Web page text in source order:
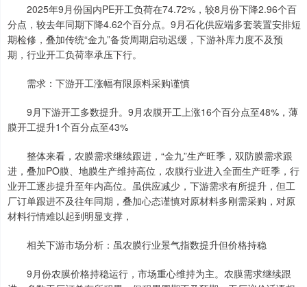
2025年9月份国内PE开工负荷在74.72%，较8月份下降2.96个百
分点，较去年同期下降4.62个百分点。9月石化供应端多套装置安排短
期检修，叠加传统“金九”备货周期启动迟缓，下游补库力度不及预
期，行业开工负荷率承压下行。
需求：下游开工涨幅有限原料采购谨慎
9月下游开工多数提升。9月农膜开工上涨16个百分点至48%，薄
膜开工提升1个百分点至43%
整体来看，农膜需求继续跟进，“金九”生产旺季，双防膜需求跟
进，叠加PO膜、地膜生产维持高位，农膜行业进入全面生产旺季，行
业开工逐步提升至年内高位。虽供应减少，下游需求有所提升，但工
厂订单跟进不及往年同期，叠加心态谨慎对原材料多刚需采购，对原
材料行情难以起到明显支撑，
相关下游市场分析：虽农膜行业景气指数提升但价格持稳
9月份农膜价格持稳运行，市场重心维持为主。农膜需求继续跟